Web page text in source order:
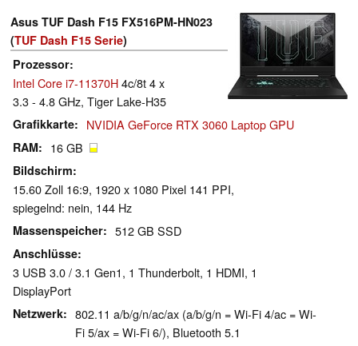
Asus TUF Dash F15 FX516PM-HN023
(TUF Dash F15 Serie)
Prozessor
Intel Core i7-11370H4c/8t 4 x
3.3 - 4.8 GHz, Tiger Lake-H35
Grafikkarte NVIDIA GeForce RTX 3060 Laptop GPU
RAM 16 GB
Bildschirm
15.60 Zoll 16:9, 1920 x 1080 Pixel 141 PPI,
spiegelnd: nein, 144 Hz
Massenspeicher 512 GB SSD
Anschlüsse
3 USB 3.0 / 3.1 Gen1, 1 Thunderbolt, 1 HDMI, 1
DisplayPort
Netzwerk
802.11 a/b/g/n/ac/ax (a/b/g/n = Wi-Fi 4/ac = Wi-
Fi 5/ax = Wi-Fi 6/), Bluetooth 5.1